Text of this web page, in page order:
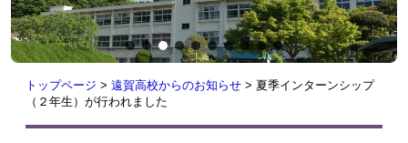
トップページ > 遠賀高校からのお知らせ > 夏季インターンシップ
（２年生）が行われました